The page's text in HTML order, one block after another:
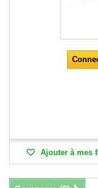
Ajouter à mes